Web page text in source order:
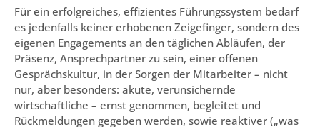
Für ein erfolgreiches, effizientes Führungssystem bedarf
es jedenfalls keiner erhobenen Zeigefinger, sondern des
eigenen Engagements an den täglichen Abläufen, der
Präsenz, Ansprechpartner zu sein, einer offenen
Gesprächskultur, in der Sorgen der Mitarbeiter – nicht
nur, aber besonders: akute, verunsichernde
wirtschaftliche – ernst genommen, begleitet und
Rückmeldungen gegeben werden, sowie reaktiver („was